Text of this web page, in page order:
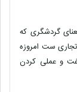
گردشگری که
ست امروزه
و عملی کردن